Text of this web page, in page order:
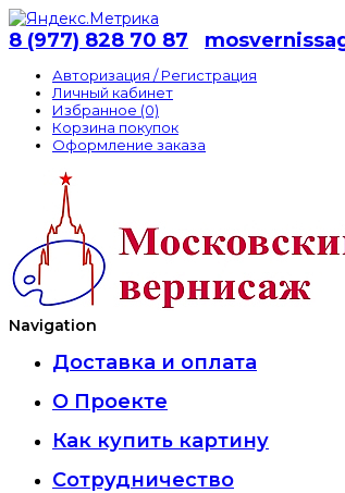
8 (977) 828 70 87
Авторизация / Регистрация
Личный кабинет
Избранное (0)
Корзина покупок
Оформление заказа
Navigation
Доставка и оплата
О Проекте
Как купить картину
Сотрудничество